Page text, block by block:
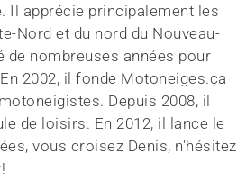
Il apprécie principalement les
Nord et du nord du Nouveau-
nombreuses années pour
2002, il fonde Motoneiges.ca
Depuis 2008, il
de loisirs. En 2012, il lance le
vous croisez Denis, n'hésitez